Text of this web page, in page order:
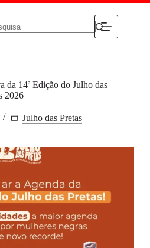
da 14ª Edição do Julho das
2026
Julho das Pretas